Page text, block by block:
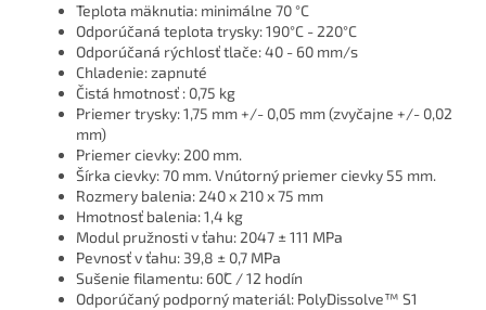
Teplota mäknutia: minimálne 70 °C
Odporúčaná teplota trysky: 190°C - 220°C
Odporúčaná rýchlosť tlače: 40 - 60 mm/s
Chladenie: zapnuté
Čistá hmotnosť : 0,75 kg
Priemer trysky: 1,75 mm +/- 0,05 mm (zvyčajne +/- 0,02
mm)
Priemer cievky: 200 mm.
Šírka cievky: 70 mm. Vnútorný priemer cievky 55 mm.
Rozmery balenia: 240 x 210 x 75 mm
Hmotnosť balenia: 1,4 kg
Modul pružnosti v ťahu: 2047 ± 111 MPa
Pevnosť v ťahu: 39,8 ± 0,7 MPa
Sušenie filamentu: 60˚C / 12 hodín
Odporúčaný podporný materiál: PolyDissolve™ S1